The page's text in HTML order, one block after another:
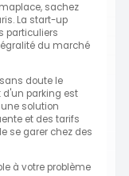
sachez
La start-up
particuliers
du marché
doute le
d'un parking est
solution
et des tarifs
se garer chez des
à votre problème